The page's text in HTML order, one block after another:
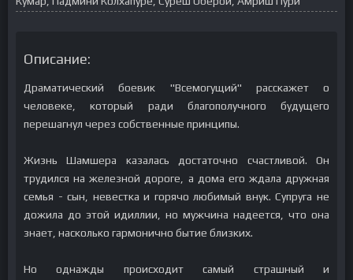
Описание:
Драматический боевик "Всемогущий" расскажет о
человеке, который ради благополучного будущего
перешагнул через собственные принципы.
Жизнь Шамшера казалась достаточно счастливой. Он
трудился на железной дороге, а дома его ждала дружная
семья - сын, невестка и горячо любимый внук. Супруга не
дожила до этой идиллии, но мужчина надеется, что она
знает, насколько гармонично бытие близких.
Но однажды происходит самый страшный и